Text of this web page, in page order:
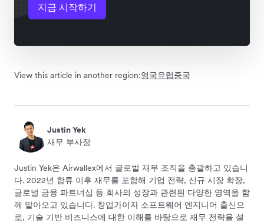
지금 시작하기
View this article in another region:영국유럽중국
Justin Yek
재무 부사장
Justin Yek은 Airwallex에서 글로벌 재무 조직을 총괄하고 있습니
다. 2022년 합류 이후 재무를 포함해 기업 전략, 신규 시장 확장,
글로벌 금융 파트너십 등 회사의 성장과 관련된 다양한 영역을 함
께 맡아오고 있습니다. 창업가이자 소프트웨어 엔지니어 출신으
로, 기술 기반 비즈니스에 대한 이해를 바탕으로 재무 전략을 설